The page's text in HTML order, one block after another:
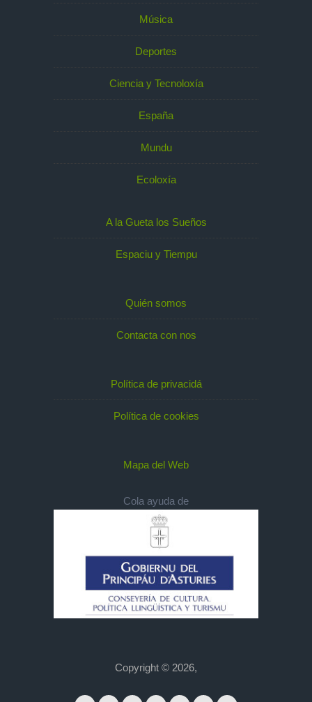
Música
Deportes
Ciencia y Tecnoloxía
España
Mundu
Ecoloxía
A la Gueta los Sueños
Espaciu y Tiempu
Quién somos
Contacta con nos
Política de privacidá
Política de cookies
Mapa del Web
Cola ayuda de
Copyright © 2026,